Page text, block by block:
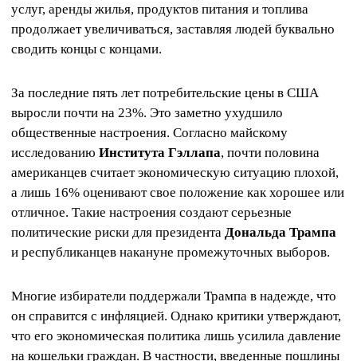
услуг, аренды жилья, продуктов питания и топлива
продолжает увеличиваться, заставляя людей буквально
сводить концы с концами.
За последние пять лет потребительские цены в США
выросли почти на 23%. Это заметно ухудшило
общественные настроения. Согласно майскому
исследованию Института Гэллапа, почти половина
американцев считает экономическую ситуацию плохой,
а лишь 16% оценивают свое положение как хорошее или
отличное. Такие настроения создают серьезные
политические риски для президента Дональда Трампа
и республиканцев накануне промежуточных выборов.
Многие избиратели поддержали Трампа в надежде, что
он справится с инфляцией. Однако критики утверждают,
что его экономическая политика лишь усилила давление
на кошельки граждан. В частности, введенные пошлины